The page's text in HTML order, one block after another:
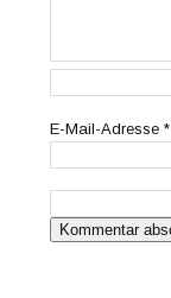
E-Mail-Adresse*